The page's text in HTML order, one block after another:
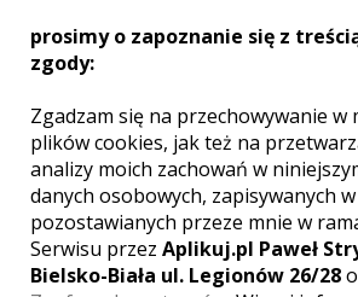
Beskidzka,Wesele Maków
Lanckorona
WASZA OCENA:
4.83 | głosów:6
prosimy o zapoznanie się z
zgody:
Zgadzam się na przechowywanie w
plików cookies, jak też na
analizy moich zachowań w
danych osobowych, zapisywanych
pozostawianych przeze mnie w
Serwisu przez Aplikuj.pl Paweł
Bielsko-Biała ul. Legionów 26/28